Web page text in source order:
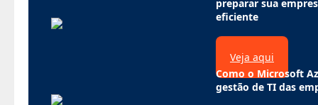
preparar sua
eficiente
Veja aqui
Como o Microsoft
gestão de TI das